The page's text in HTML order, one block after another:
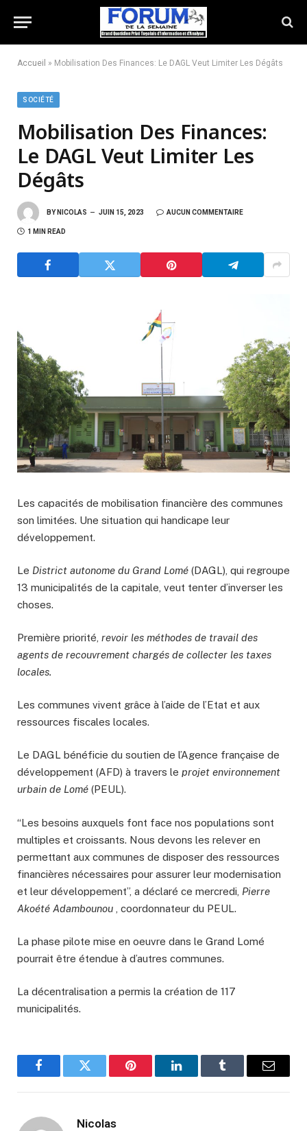
Accueil » Mobilisation Des Finances: Le DAGL Veut Limiter Les Dégâts
SOCIÉTÉ
Mobilisation Des Finances:
Le DAGL Veut Limiter Les
Dégâts
BY NICOLAS JUIN 15, 2023 AUCUN COMMENTAIRE
1 MIN READ
Les capacités de mobilisation financière des communes
son limitées. Une situation qui handicape leur
développement.
Le District autonome du Grand Lomé (DAGL), qui regroupe
13 municipalités de la capitale, veut tenter d’inverser les
choses.
Première priorité, revoir les méthodes de travail des
agents de recouvrement chargés de collecter les taxes
locales.
Les communes vivent grâce à l’aide de l’Etat et aux
ressources fiscales locales.
Le DAGL bénéficie du soutien de l’Agence française de
développement (AFD) à travers le projet environnement
urbain de Lomé (PEUL).
“Les besoins auxquels font face nos populations sont
multiples et croissants. Nous devons les relever en
permettant aux communes de disposer des ressources
financières nécessaires pour assurer leur modernisation
et leur développement”, a déclaré ce mercredi, Pierre
Akoété Adambounou , coordonnateur du PEUL.
La phase pilote mise en oeuvre dans le Grand Lomé
pourrait être étendue à d’autres communes.
La décentralisation a permis la création de 117
municipalités.
FacebookTwitter Pinterest LinkedInTumblr Email
Nicolas